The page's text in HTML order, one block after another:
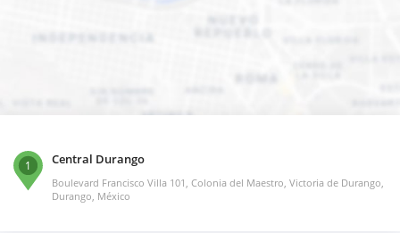
1 Central Durango
Boulevard Francisco Villa 101, Colonia del Maestro, Victoria de Durango,
Durango, México